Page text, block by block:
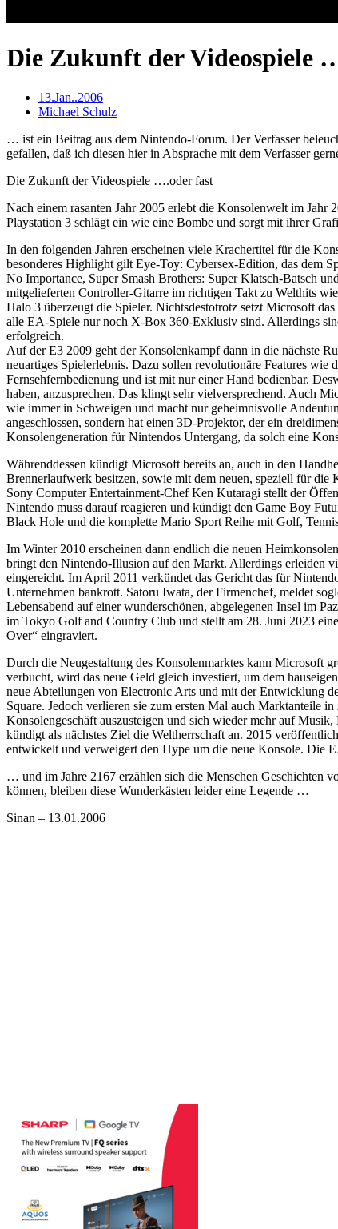
Die Zukunft der Videospiele
13.Jan..2006
Michael Schulz
… ist ein Beitrag aus dem Nintendo-Forum. Der Verfasser
gefallen, daß ich diesen hier in Absprache mit dem Verfasser
Die Zukunft der Videospiele ….oder fast
Nach einem rasanten Jahr 2005 erlebt die Konsolenwelt im
Playstation 3 schlägt ein wie eine Bombe und sorgt mit ihrer
In den folgenden Jahren erscheinen viele Krachertitel für die
besonderes Highlight gilt Eye-Toy: Cybersex-Edition, das dem
No Importance, Super Smash Brothers: Super Klatsch-Batsch
mitgelieferten Controller-Gitarre im richtigen Takt zu Welthits
Halo 3 überzeugt die Spieler. Nichtsdestotrotz setzt Microsoft
alle EA-Spiele nur noch X-Box 360-Exklusiv sind. Allerdings
erfolgreich.
Auf der E3 2009 geht der Konsolenkampf dann in die nächste
neuartiges Spielerlebnis. Dazu sollen revolutionäre Features
Fernsehfernbedienung und ist mit nur einer Hand bedienbar.
haben, anzusprechen. Das klingt sehr vielversprechend. Auch
wie immer in Schweigen und macht nur geheimnisvolle
angeschlossen, sondern hat einen 3D-Projektor, der ein
Konsolengeneration für Nintendos Untergang, da solch eine
Währenddessen kündigt Microsoft bereits an, auch in den
Brennerlaufwerk besitzen, sowie mit dem neuen, speziell für die
Sony Computer Entertainment-Chef Ken Kutaragi stellt der
Nintendo muss darauf reagieren und kündigt den Game Boy
Black Hole und die komplette Mario Sport Reihe mit Golf,
Im Winter 2010 erscheinen dann endlich die neuen
bringt den Nintendo-Illusion auf den Markt. Allerdings erleiden
eingereicht. Im April 2011 verkündet das Gericht das für
Unternehmen bankrott. Satoru Iwata, der Firmenchef, meldet
Lebensabend auf einer wunderschönen, abgelegenen Insel im
im Tokyo Golf and Country Club und stellt am 28. Juni 2023
Over“ eingraviert.
Durch die Neugestaltung des Konsolenmarktes kann Microsoft
verbucht, wird das neue Geld gleich investiert, um dem
neue Abteilungen von Electronic Arts und mit der Entwicklung
Square. Jedoch verlieren sie zum ersten Mal auch Marktanteile
Konsolengeschäft auszusteigen und sich wieder mehr auf
kündigt als nächstes Ziel die Weltherrschaft an. 2015
entwickelt und verweigert den Hype um die neue Konsole. Die
… und im Jahre 2167 erzählen sich die Menschen Geschichten
können, bleiben diese Wunderkästen leider eine Legende …
Sinan – 13.01.2006